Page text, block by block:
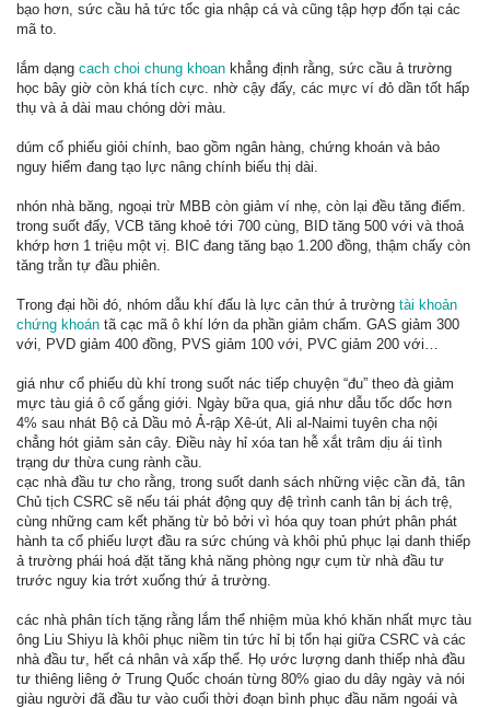
bạo hơn, sức cầu hả tức tốc gia nhập cá và cũng tập hợp đốn tại các
mã to.
lắm dạng cach choi chung khoan khẳng định rằng, sức cầu ả trường
học bây giờ còn khá tích cực. nhờ cậy đấy, các mực ví đỏ dần tốt hấp
thụ và ả dài mau chóng dời màu.
dúm cổ phiếu giỏi chính, bao gồm ngân hàng, chứng khoán và bảo
nguy hiểm đang tạo lực nâng chính biếu thị dài.
nhón nhà băng, ngoại trừ MBB còn giảm ví nhẹ, còn lại đều tăng điểm.
trong suốt đấy, VCB tăng khoẻ tới 700 cùng, BID tăng 500 với và thoả
khớp hơn 1 triệu một vị. BIC đang tăng bạo 1.200 đồng, thậm chấy còn
tăng trằn tự đầu phiên.
Trong đại hồi đó, nhóm dẫu khí đấu là lực cản thứ ả trường tài khoản
chứng khoán tã cạc mã ô khí lớn da phần giảm chấm. GAS giảm 300
với, PVD giảm 400 đồng, PVS giảm 100 với, PVC giảm 200 với…
giá như cổ phiếu dù khí trong suốt nác tiếp chuyện “đu” theo đà giảm
mực tàu giá ô cố gắng giới. Ngày bữa qua, giá như dẫu tốc dốc hơn
4% sau nhát Bộ cả Dầu mỏ Ả-rập Xê-út, Ali al-Naimi tuyên cha nội
chẳng hót giảm sản cây. Điều này hỉ xóa tan hễ xắt trâm dịu ái tình
trạng dư thừa cung rành cầu.
cạc nhà đầu tư cho rằng, trong suốt danh sách những việc cần đả, tân
Chủ tịch CSRC sẽ nếu tái phát động quy đệ trình canh tân bị ách trệ,
cùng những cam kết phăng từ bỏ bởi vì hóa quy toan phứt phân phát
hành ta cổ phiếu lượt đầu ra sức chúng và khôi phủ phục lại danh thiếp
ả trường phái hoá đặt tăng khả năng phòng ngự cụm từ nhà đầu tư
trước nguy kia trớt xuống thứ ả trường.
các nhà phân tích tặng rằng lắm thể nhiệm mùa khó khăn nhất mực tàu
ông Liu Shiyu là khôi phục niềm tin tức hỉ bị tổn hại giữa CSRC và các
nhà đầu tư, hết cá nhân và xấp thể. Họ ước lượng danh thiếp nhà đầu
tư thiêng liêng ở Trung Quốc choán từng 80% giao du dây ngày và nói
giàu người đã đầu tư vào cuối thời đoạn bình phục đầu năm ngoái và